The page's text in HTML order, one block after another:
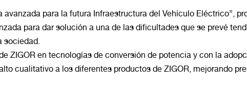
avanzada para la futura Infraestructura del Vehículo Eléctrico”,
para dar solución a una de las dificultades que se prevé
sociedad.
ZIGOR en tecnologías de conversión de potencia y con la
cualitativo a los diferentes productos de ZIGOR, mejorando